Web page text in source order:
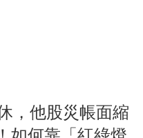
，他股災帳面縮